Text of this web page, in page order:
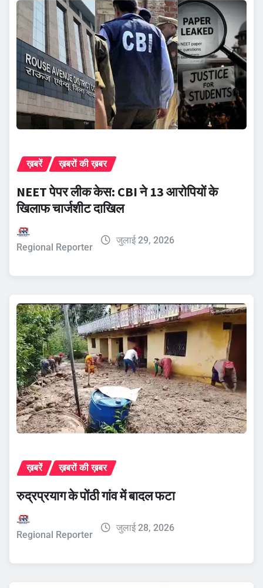
ख़बरें ख़बरों की ख़बर
NEET पेपर लीक केस: CBI ने 13 आरोपियों के
खिलाफ चार्जशीट दाखिल
Regional Reporter
जुलाई 29, 2026
ख़बरें ख़बरों की ख़बर
रुद्रप्रयाग के पोंठी गांव में बादल फटा
Regional Reporter
जुलाई 28, 2026